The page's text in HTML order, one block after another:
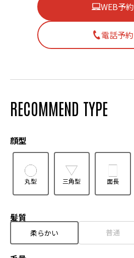
WEB予約
電話予約
RECOMMEND TYPE
顔型
丸型 三角型 面長
髪質
柔らかい 普通